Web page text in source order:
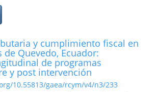
y cumplimiento fiscal en
de Quevedo, Ecuador:
de programas
y post intervención
10.55813/gaea/rcym/v4/n3/233